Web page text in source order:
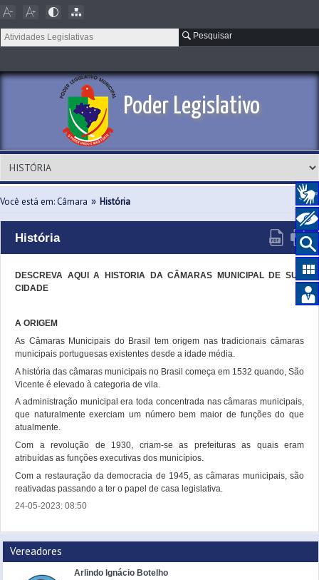
Pesquisar
Poder Legislativo
Você está em: Câmara » História
História
DESCREVA AQUI A HISTORIA DA CÂMARAS MUNICIPAL DE SUA
CIDADE
A ORIGEM
As Câmaras Municipais do Brasil tem origem nas tradicionais câmaras
municipais portuguesas existentes desde a idade média.
A história das câmaras municipais no Brasil começa em 1532 quando, São
Vicente é elevado à categoria de vila.
A administração municipal era toda concentrada nas câmaras municipais,
que naturalmente exerciam um número bem maior de funções do que
atualmente.
Com a revolução de 1930, criam-se as prefeituras as quais eram
atribuídas as funções executivas dos municípios.
Com a restauração da democracia de 1945, as câmaras municipais, são
reativadas passando a ter o papel de casa legislativa.
24-05-2023: 08:50
Vereadores
Arlindo Ignácio Botelho